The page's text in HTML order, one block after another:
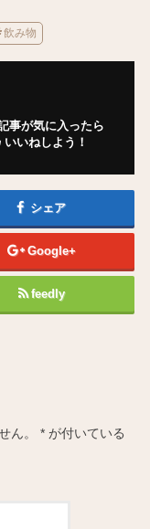
飲み物
事が気に入ったら
いいねしよう！
シェア
Google+
feedly
ん。 * が付いている